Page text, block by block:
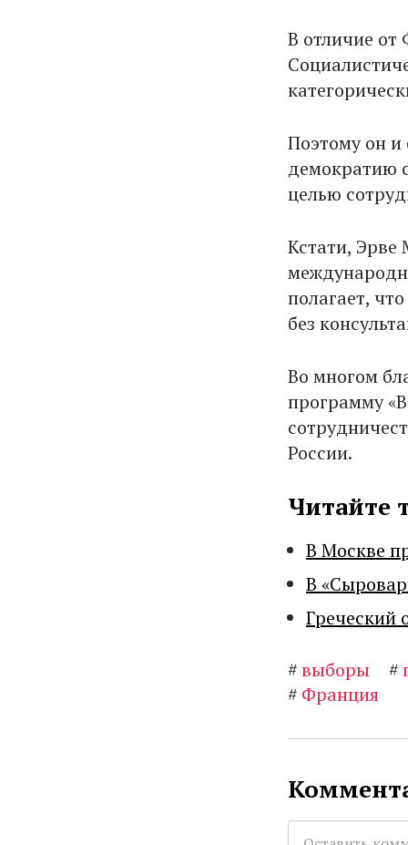
В отличие от
Поэтому он
демократию
целью
Кстати,
полагает,
без
Во многом
программу
России.
Читайте
В Москве
В
Греческий
#выборы #
# Франция